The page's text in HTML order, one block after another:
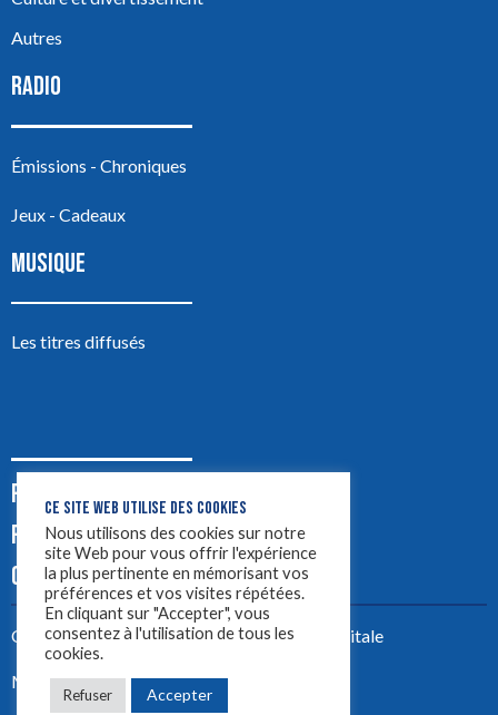
Autres
RADIO
Émissions - Chroniques
Jeux - Cadeaux
MUSIQUE
Les titres diffusés
PODCASTS
PUB
CONTACT
Créez votre site avecYellowtie – Agence Digitale
Mentions légales
CE SITE WEB UTILISE DES COOKIES
Nous utilisons des cookies sur notre
site Web pour vous offrir l'expérience
la plus pertinente en mémorisant vos
préférences et vos visites répétées.
En cliquant sur "Accepter", vous
consentez à l'utilisation de tous les
cookies.
Refuser Accepter